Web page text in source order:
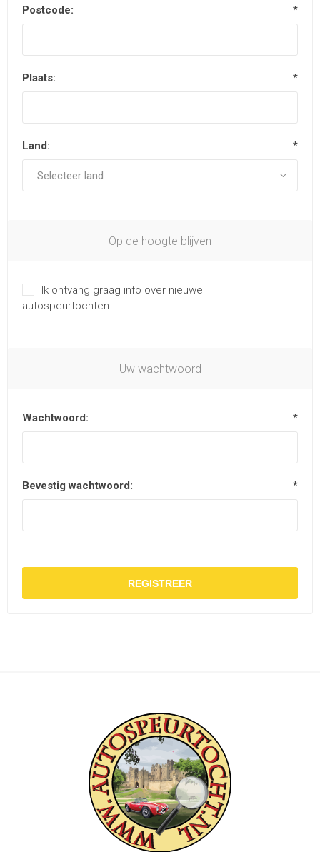
Postcode: *
Plaats: *
Land: *
Op de hoogte blijven
Ik ontvang graag info over nieuwe
autospeurtochten
Uw wachtwoord
Wachtwoord: *
Bevestig wachtwoord: *
REGISTREER